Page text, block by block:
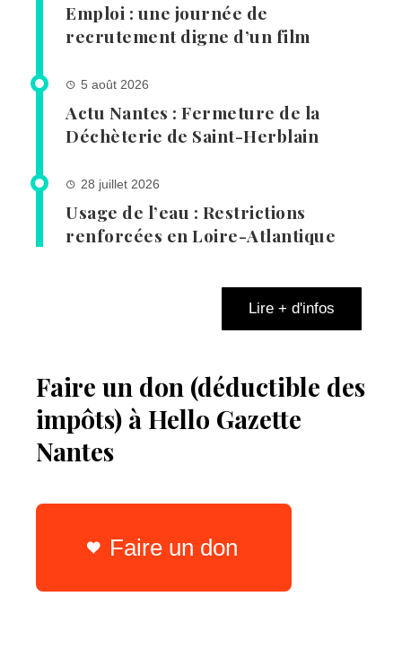
Emploi : une journée de
recrutement digne d’un film
5 août 2026
Actu Nantes : Fermeture de la
Déchèterie de Saint-Herblain
28 juillet 2026
Usage de l’eau : Restrictions
renforcées en Loire-Atlantique
Lire + d'infos
Faire un don (déductible des
impôts) à Hello Gazette
Nantes
Faire un don